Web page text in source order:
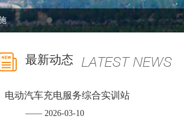
最新动态
电动汽车充电服务综合实训站
—— 2026-03-10